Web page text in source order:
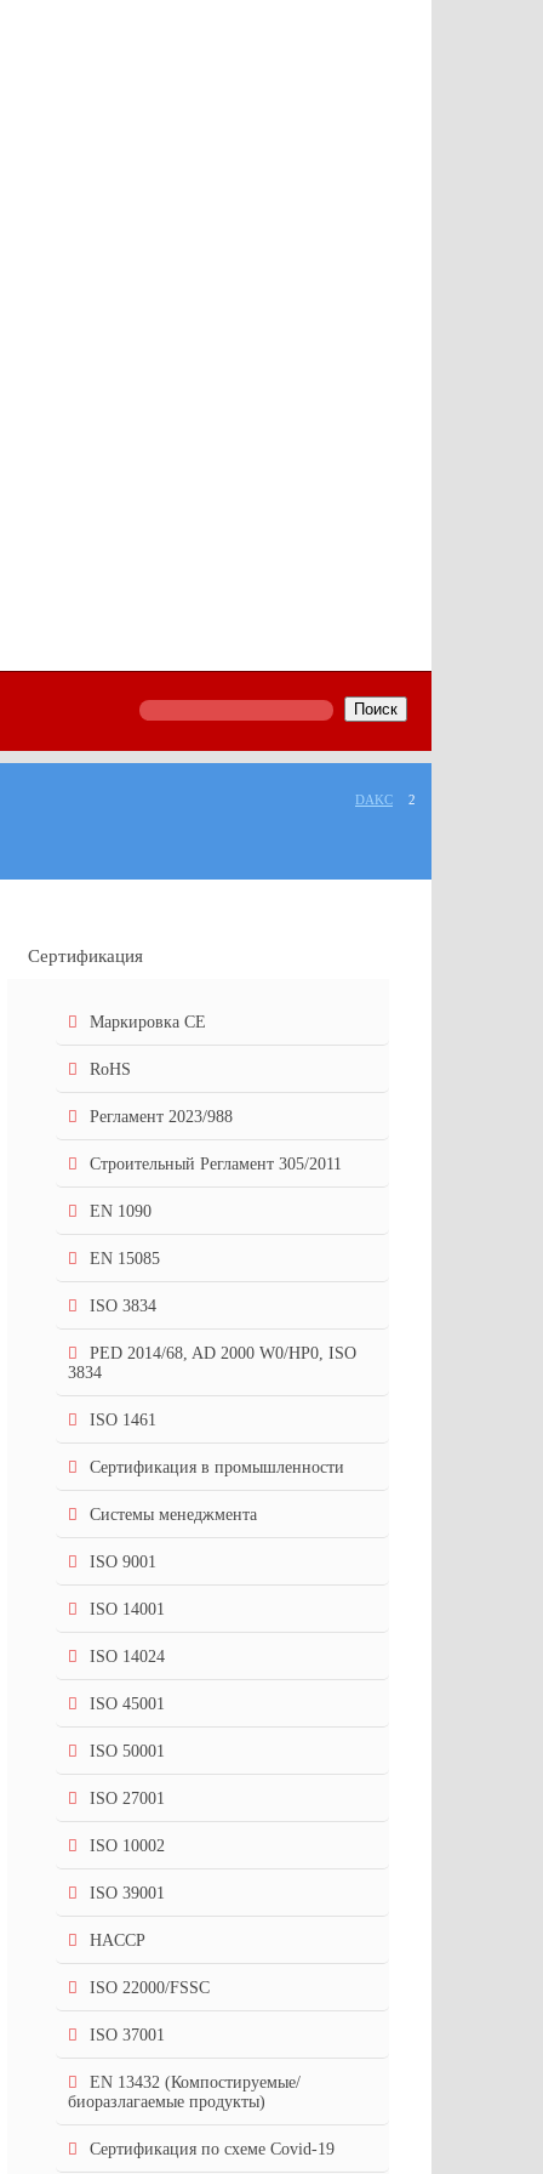
Поиск
DAKC 2
Сертификация
Маркировка СЕ
RoHS
Регламент 2023/988
Строительный Регламент 305/2011
EN 1090
EN 15085
ISO 3834
PED 2014/68, AD 2000 W0/HP0, ISO
3834
ISO 1461
Сертификация в промышленности
Системы менеджмента
ISO 9001
ISO 14001
ISO 14024
ISO 45001
ISO 50001
ISO 27001
ISO 10002
ISO 39001
HACCP
ISO 22000/FSSC
ISO 37001
EN 13432 (Компостируемые/
биоразлагаемые продукты)
Сертификация по схеме Covid-19